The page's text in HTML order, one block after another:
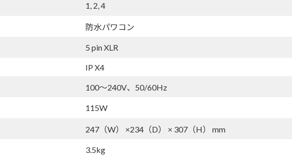
1, 2, 4
防水パワコン
5 pin XLR
IP X4
100～240V、50/60Hz
115W
247（W） ×234（D） × 307（H） mm
3.5kg